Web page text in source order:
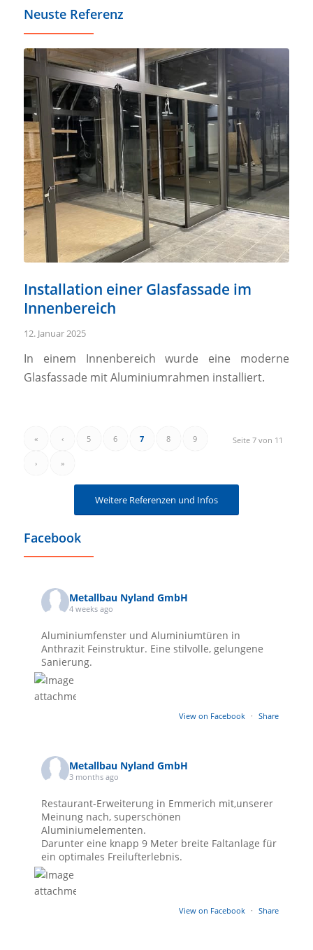
Neuste Referenz
Installation einer Glasfassade im
Innenbereich
12. Januar 2025
In einem Innenbereich wurde eine moderne
Glasfassade mit Aluminiumrahmen installiert.
Seite 7 von 11
« ‹ 5 6 7 8 9
› »
Weitere Referenzen und Infos
Facebook
Metallbau Nyland GmbH
4 weeks ago
Aluminiumfenster und Aluminiumtüren in
Anthrazit Feinstruktur. Eine stilvolle, gelungene
Sanierung.
View on Facebook · Share
Metallbau Nyland GmbH
3 months ago
Restaurant-Erweiterung in Emmerich mit,unserer
Meinung nach, superschönen
Aluminiumelementen.
Darunter eine knapp 9 Meter breite Faltanlage für
ein optimales Freilufterlebnis.
View on Facebook · Share